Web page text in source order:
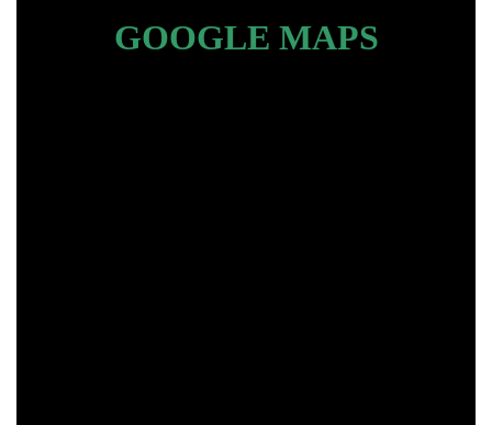
GOOGLE MAPS